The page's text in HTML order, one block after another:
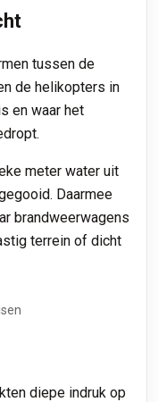
tussen de
de helikopters in
en waar het
meter water uit
Daarmee
brandweerwagens
terrein of dicht
diepe indruk op